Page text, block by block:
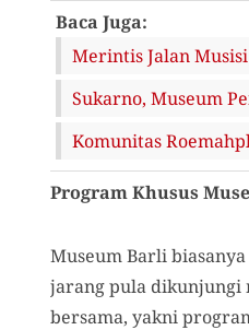
Baca Juga:
Merintis Jalan
Sukarno, Museum
Komunitas
Program Khusus
Museum Barli
jarang pula dikunjungi
bersama, yakni